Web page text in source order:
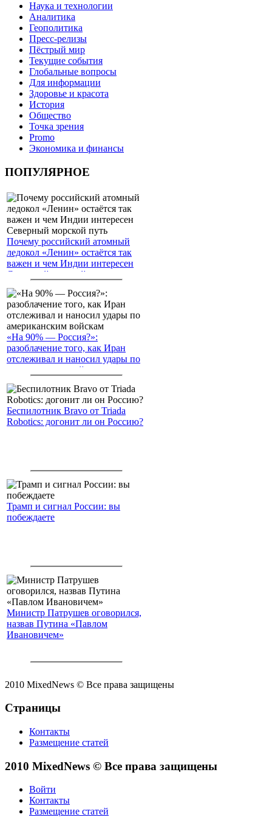
Наука и технологии
Аналитика
Геополитика
Пресс-релизы
Пёстрый мир
Текущие события
Глобальные вопросы
Для информации
Здоровье и красота
История
Общество
Точка зрения
Promo
Экономика и финансы
ПОПУЛЯРНОЕ
Почему российский атомный
ледокол «Ленин» остаётся так
важен и чем Индии интересен
Северный морской путь
«На 90% — Россия?»:
разоблачение того, как Иран
отслеживал и наносил удары по
американским войскам
Беспилотник Bravo от Triada
Robotics: догонит ли он Россию?
Трамп и сигнал России: вы
побеждаете
Министр Патрушев оговорился,
назвав Путина «Павлом
Ивановичем»
2010 MixedNews © Все права защищены
Страницы
Контакты
Размещение статей
2010 MixedNews © Все права защищены
Войти
Контакты
Размещение статей